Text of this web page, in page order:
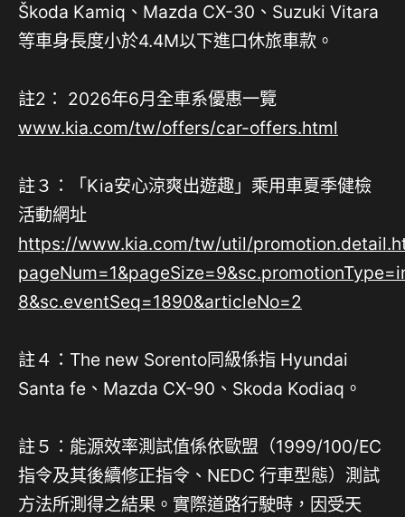
Škoda Kamiq、Mazda CX-30、Suzuki Vitara
等車身長度小於4.4M以下進口休旅車款。
註2： 2026年6月全車系優惠一覽
www.kia.com/tw/offers/car-offers.html
註３：「Kia安心涼爽出遊趣」乘用車夏季健檢
活動網址
https://www.kia.com/tw/util/
8&sc.eventSeq=1890&articleNo=2
註４：The new Sorento同級係指 Hyundai
Santa fe、Mazda CX-90、Skoda Kodiaq。
註５：能源效率測試值係依歐盟（1999/100/EC
指令及其後續修正指令、NEDC 行車型態）測試
方法所測得之結果。實際道路行駛時，因受天